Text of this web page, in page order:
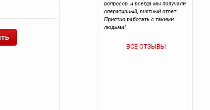
вопросов, и всегда мы получали
оперативный, внятный ответ.
Приятно работать с такими
людьми!
ВСЕ ОТЗЫВЫ